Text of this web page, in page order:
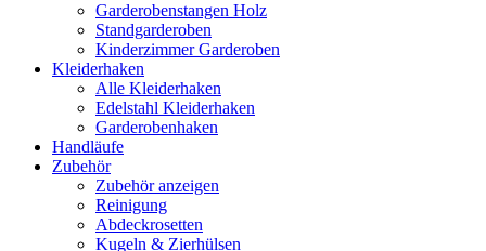
Garderobenstangen Holz
Standgarderoben
Kinderzimmer Garderoben
Kleiderhaken
Alle Kleiderhaken
Edelstahl Kleiderhaken
Garderobenhaken
Handläufe
Zubehör
Zubehör anzeigen
Reinigung
Abdeckrosetten
Kugeln & Zierhülsen